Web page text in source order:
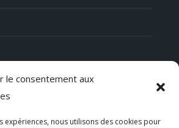
le consentement aux
expériences, nous utilisons des cookies pour